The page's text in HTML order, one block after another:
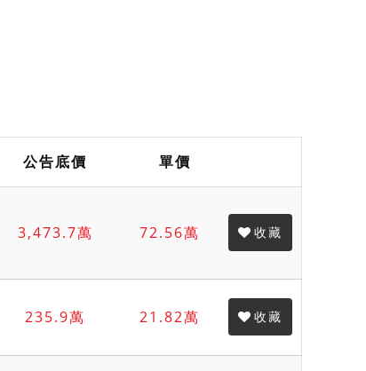
公告底價 單價
3,473.7萬 72.56萬 收藏
235.9萬 21.82萬 收藏